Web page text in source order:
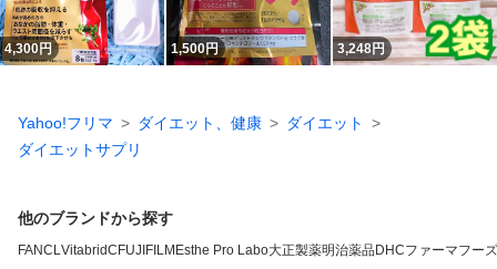
4,300円 1,500円 3,248円
Yahoo!フリマ ダイエット、健康
ダイエット
ダイエットサプリ
他のブランドから探す
FANCLVitabridC FUJIFILM Esthe Pro Labo大正製薬明治薬品DHCファーマフーズ